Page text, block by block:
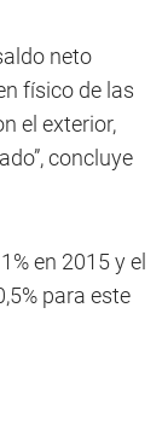
neto
físico de las
el exterior,
concluye
en 2015 y el
para este